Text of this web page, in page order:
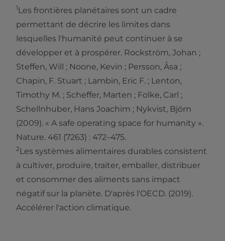
1 Les frontières planétaires sont un cadre
permettant de décrire les limites dans
lesquelles l'humanité peut continuer à se
développer et à prospérer. Rockström, Johan ;
Steffen, Will ; Noone, Kevin ; Persson, Åsa ;
Chapin, F. Stuart ; Lambin, Eric F. ; Lenton,
Timothy M. ; Scheffer, Marten ; Folke, Carl ;
Schellnhuber, Hans Joachim ; Nykvist, Björn
(2009). « A safe operating space for humanity ».
Nature. 461 (7263) : 472–475.
2Les systèmes alimentaires durables consistent
à cultiver, produire, traiter, emballer, distribuer
et consommer des aliments sans impact
négatif sur la planète. D'après l'OECD. (2019).
Accélérer l'action climatique.